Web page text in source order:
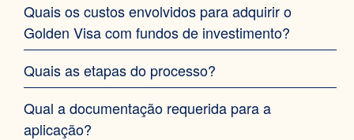
Quais os custos envolvidos para adquirir o
Golden Visa com fundos de investimento?
Quais as etapas do processo?
Qual a documentação requerida para a
aplicação?‍